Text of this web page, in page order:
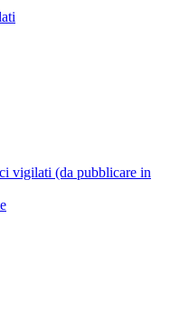
vigilati (da pubblicare in